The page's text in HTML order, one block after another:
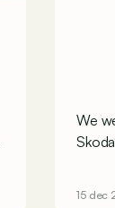
We
15 dec